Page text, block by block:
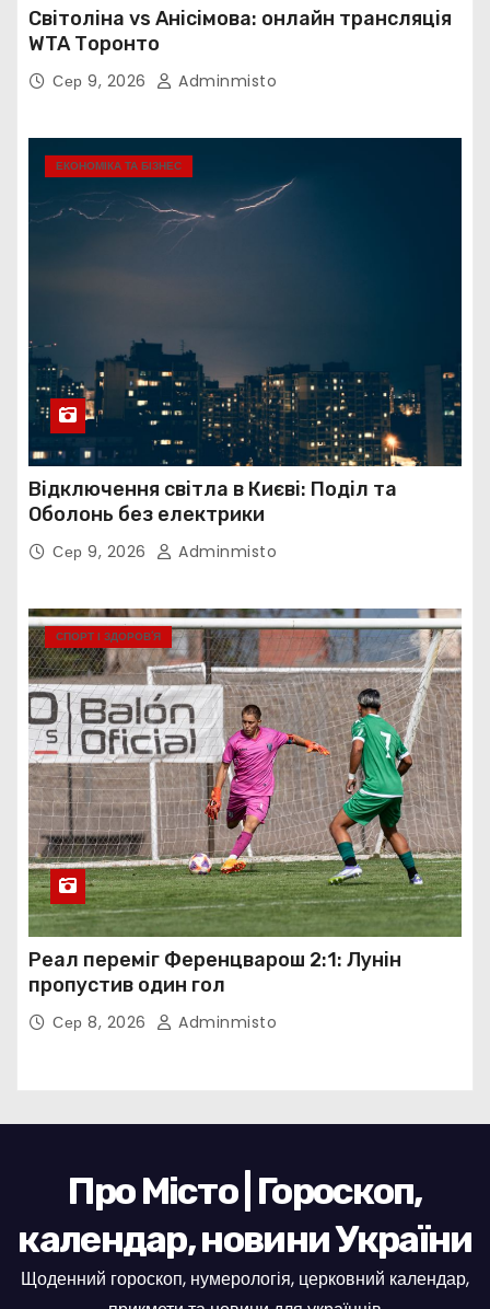
Світоліна vs Анісімова: онлайн трансляція
WTA Торонто
Сер 9, 2026 Adminmisto
ЕКОНОМІКА ТА БІЗНЕС
Відключення світла в Києві: Поділ та
Оболонь без електрики
Сер 9, 2026 Adminmisto
СПОРТ І ЗДОРОВ’Я
Реал переміг Ференцварош 2:1: Лунін
пропустив один гол
Сер 8, 2026 Adminmisto
Про Місто | Гороскоп,
календар, новини України
Щоденний гороскоп, нумерологія, церковний календар,